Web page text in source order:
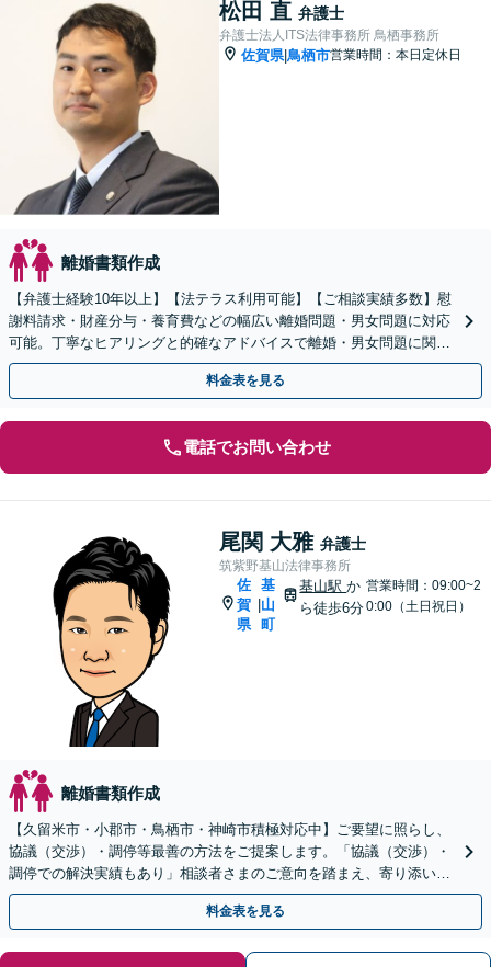
松田 直 弁護士
弁護士法人ITS法律事務所 鳥栖事務所
佐賀県|鳥栖市営業時間：本日定休日
離婚書類作成
【弁護士経験10年以上】【法テラス利用可能】【ご相談実績多数】慰
謝料請求・財産分与・養育費などの幅広い離婚問題・男女問題に対応
可能。丁寧なヒアリングと的確なアドバイスで離婚・男女問題に関す
る疑問を一つずつ解消します【初回のご相談30分無料】
料金表を見る
電話でお問い合わせ
尾関 大雅 弁護士
筑紫野基山法律事務所
佐
賀
県
基
山
町
基山駅か
ら徒歩6分
営業時間：09:00~2
0:00（土日祝日）
離婚書類作成
【久留米市・小郡市・鳥栖市・神崎市積極対応中】ご要望に照らし、
協議（交渉）・調停等最善の方法をご提案します。「協議（交渉）・
調停での解決実績もあり」相談者さまのご意向を踏まえ、寄り添い親
身に対応します【休日・夜間相談可】
料金表を見る